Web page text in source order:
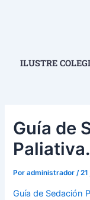
ILUSTRE
Guía de
Poradministrador /
Guía de Sedación